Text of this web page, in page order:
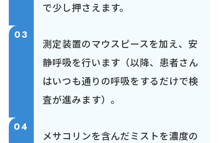
で少し押さえます。
03
測定装置のマウスピースを加え、安
静呼吸を行います（以降、患者さん
はいつも通りの呼吸をするだけで検
査が進みます）。
04
メサコリンを含んだミストを濃度の